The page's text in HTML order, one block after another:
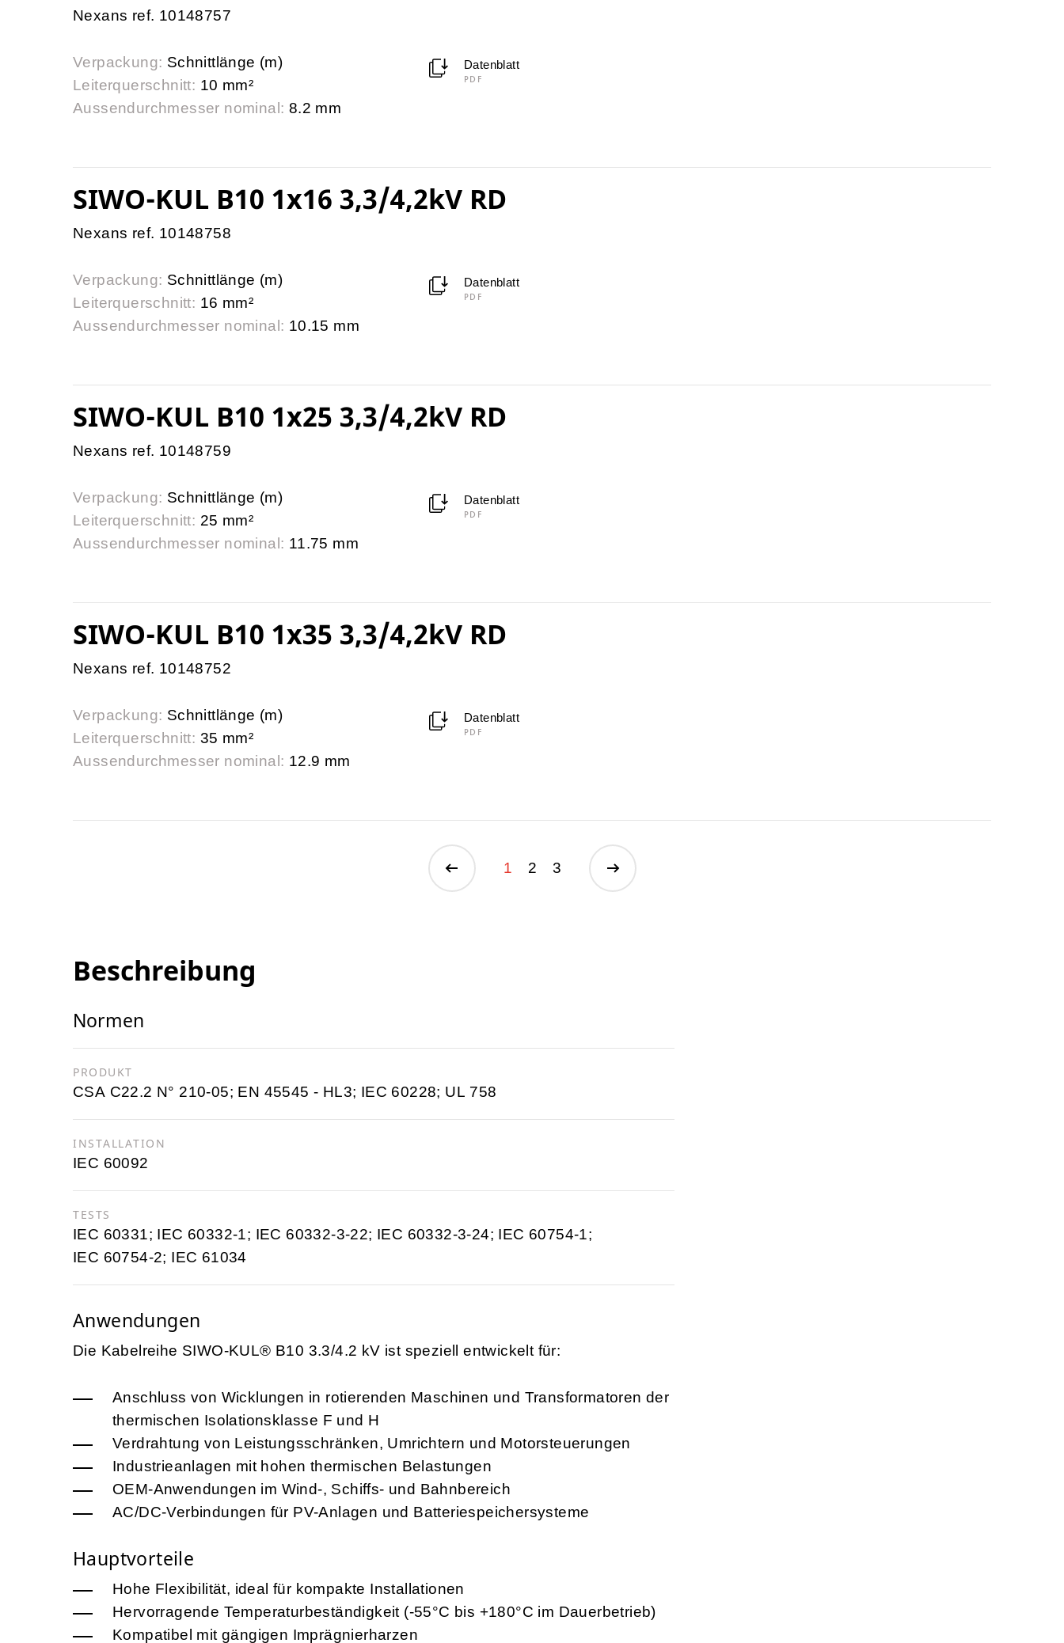
Nexans ref. 10148757
Verpackung: Schnittlänge (m)
Leiterquerschnitt: 10 mm²
Aussendurchmesser nominal: 8.2 mm
Datenblatt
PDF
SIWO-KUL B10 1x16 3,3/4,2kV RD
Nexans ref. 10148758
Verpackung: Schnittlänge (m)
Leiterquerschnitt: 16 mm²
Aussendurchmesser nominal: 10.15 mm
Datenblatt
PDF
SIWO-KUL B10 1x25 3,3/4,2kV RD
Nexans ref. 10148759
Verpackung: Schnittlänge (m)
Leiterquerschnitt: 25 mm²
Aussendurchmesser nominal: 11.75 mm
Datenblatt
PDF
SIWO-KUL B10 1x35 3,3/4,2kV RD
Nexans ref. 10148752
Verpackung: Schnittlänge (m)
Leiterquerschnitt: 35 mm²
Aussendurchmesser nominal: 12.9 mm
Datenblatt
PDF
1 2 3
Beschreibung
Normen
PRODUKT
CSA C22.2 N° 210-05; EN 45545 - HL3; IEC 60228; UL 758
INSTALLATION
IEC 60092
TESTS
IEC 60331; IEC 60332-1; IEC 60332-3-22; IEC 60332-3-24; IEC 60754-1;
IEC 60754-2; IEC 61034
Anwendungen
Die Kabelreihe SIWO-KUL® B10 3.3/4.2 kV ist speziell entwickelt für:
Anschluss von Wicklungen in rotierenden Maschinen und Transformatoren der
thermischen Isolationsklasse F und H
Verdrahtung von Leistungsschränken, Umrichtern und Motorsteuerungen
Industrieanlagen mit hohen thermischen Belastungen
OEM-Anwendungen im Wind-, Schiffs- und Bahnbereich
AC/DC-Verbindungen für PV-Anlagen und Batteriespeichersysteme
Hauptvorteile
Hohe Flexibilität, ideal für kompakte Installationen
Hervorragende Temperaturbeständigkeit (-55°C bis +180°C im Dauerbetrieb)
Kompatibel mit gängigen Imprägnierharzen